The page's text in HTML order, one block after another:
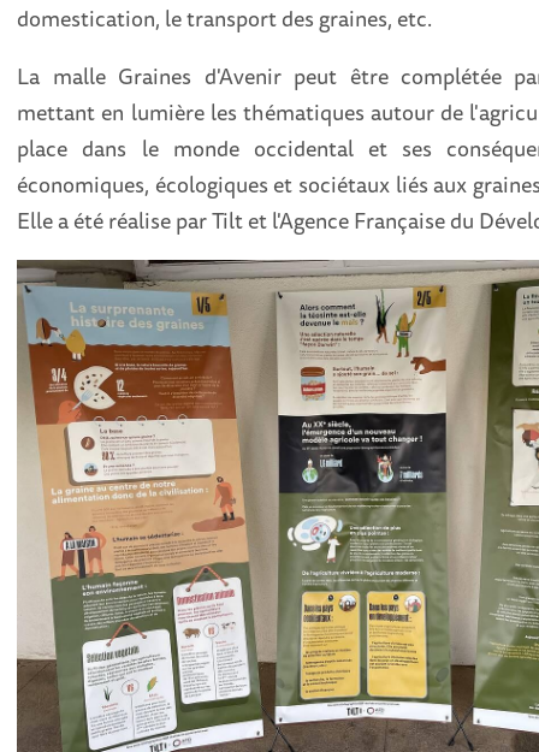
domestication, le transport des graines, etc.
La malle Graines d'Avenir peut être complétée
mettant en lumière les thématiques autour de
place dans le monde occidental et ses
économiques, écologiques et sociétaux liés aux
Elle a été réalise par Tilt et l'Agence Française du